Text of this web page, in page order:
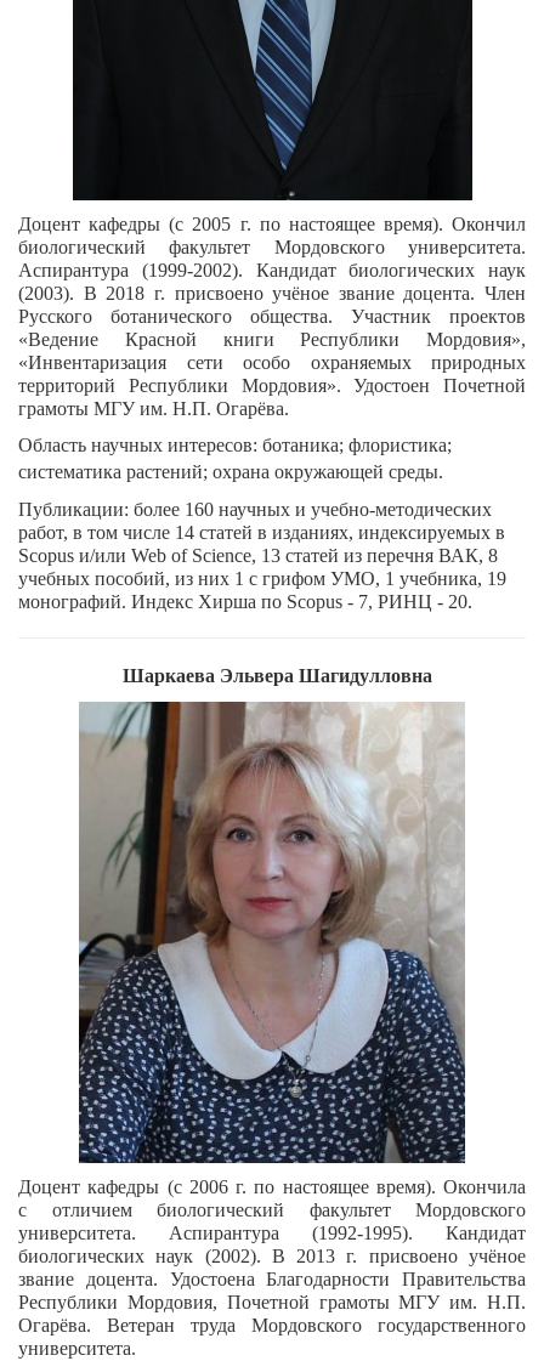
Доцент кафедры (с 2005 г. по настоящее время). Окончил
биологический факультет Мордовского университета.
Аспирантура (1999-2002). Кандидат биологических наук
(2003). В 2018 г. присвоено учёное звание доцента. Член
Русского ботанического общества. Участник проектов
«Ведение Красной книги Республики Мордовия»,
«Инвентаризация сети особо охраняемых природных
территорий Республики Мордовия». Удостоен Почетной
грамоты МГУ им. Н.П. Огарёва.
Область научных интересов: ботаника; флористика;
систематика растений; охрана окружающей среды.
Публикации: более 160 научных и учебно-методических
работ, в том числе 14 статей в изданиях, индексируемых в
Scopus и/или Web of Science, 13 статей из перечня ВАК, 8
учебных пособий, из них 1 с грифом УМО, 1 учебника, 19
монографий. Индекс Хирша по Scopus - 7, РИНЦ - 20.
Шаркаева Эльвера Шагидулловна
Доцент кафедры (с 2006 г. по настоящее время). Окончила
с отличием биологический факультет Мордовского
университета. Аспирантура (1992-1995). Кандидат
биологических наук (2002). В 2013 г. присвоено учёное
звание доцента. Удостоена Благодарности Правительства
Республики Мордовия, Почетной грамоты МГУ им. Н.П.
Огарёва. Ветеран труда Мордовского государственного
университета.